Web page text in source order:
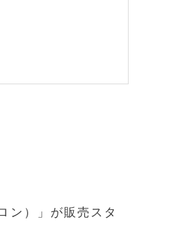
ン）」が販売スタ